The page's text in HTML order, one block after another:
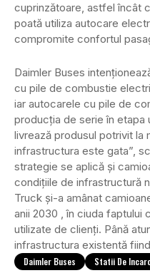
cuprinzătoare, astfel încât
poată utiliza autocare
compromite confortul
Daimler Buses
cu pile de combustie
iar autocarele cu pile de
producția de serie în etapa
livrează produsul potrivit la
infrastructura este gata”,
strategie se aplică și
condițiile de infrastructură
Truck și-a amânat
anii 2030 , în ciuda faptului
utilizate de clienți. Până
infrastructura existentă
Daimler Buses Statii De